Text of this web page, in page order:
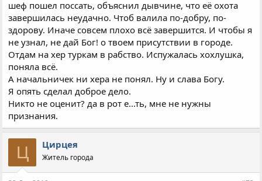
шеф пошел поссать, объяснил дывчине, что её охота
завершилась неудачно. Чтоб валила по-добру, по-
здорову. Иначе совсем плохо всё завершится. И чтобы я
не узнал, не дай Бог! о твоем присутствии в городе.
Отдам на хер туркам в рабство. Испужалась хохлушка,
поняла всё.
А начальничек ни хера не понял. Ну и слава Богу.
Я опять сделал доброе дело.
Никто не оценит? да в рот е...ть, мне не нужны
признания.
Ц Цирцея
Житель города